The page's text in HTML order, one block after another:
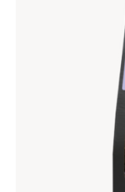
STRIJP-T